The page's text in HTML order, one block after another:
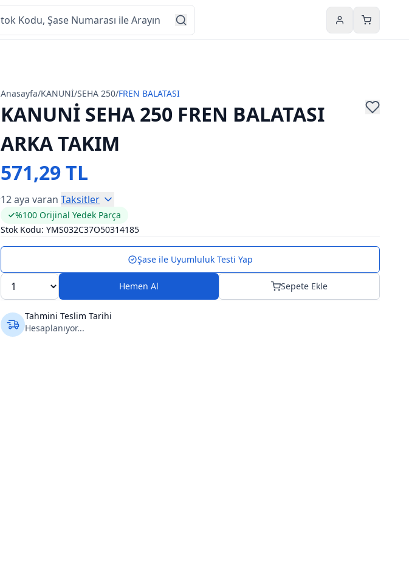
HesabımSepetim
Anasayfa/KANUNİ/SEHA 250/FREN BALATASI
KANUNİ SEHA 250 FREN BALATASI
ARKA TAKIM
571,29 TL
12 aya varan Taksitler
%100 Orijinal Yedek Parça
Stok Kodu: YMS032C37O50314185
Şase ile Uyumluluk Testi Yap
Hemen Al Sepete Ekle
Tahmini Teslim Tarihi
Hesaplanıyor...